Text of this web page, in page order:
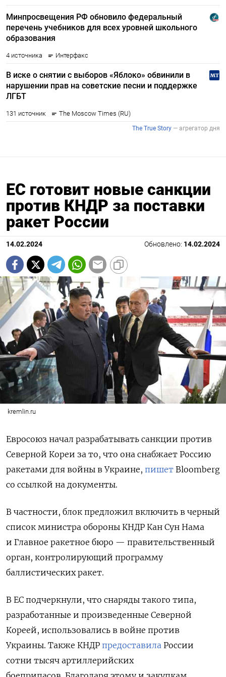
ЕС готовит новые санкции
против КНДР за поставки
ракет России
14.02.2024 Обновлено: 14.02.2024
kremlin.ru
Евросоюз начал разрабатывать санкции против
Северной Кореи за то, что она снабжает Россию
ракетами для войны в Украине, пишет Bloomberg
со ссылкой на документы.
В частности, блок предложил включить в черный
список министра обороны КНДР Кан Сун Нама
и Главное ракетное бюро — правительственный
орган, контролирующий программу
баллистических ракет.
В ЕС подчеркнули, что снаряды такого типа,
разработанные и произведенные Северной
Кореей, использовались в войне против
Украины. Также КНДР предоставила России
сотни тысяч артиллерийских